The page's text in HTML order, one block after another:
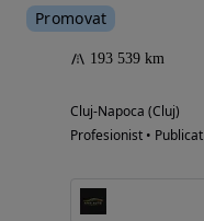
Promovat
193 539 km
Cluj-Napoca (Cluj)
Profesionist • Publicat